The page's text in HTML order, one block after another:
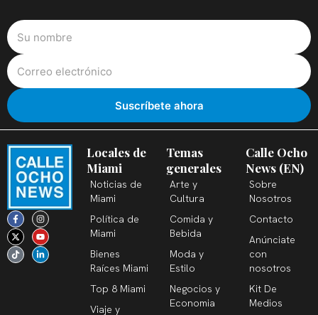
F
a
c
e
b
o
o
I
n
s
t
a
g
r
X
-
t
w
i
t
t
Y
o
u
t
u
b
e
T
i
k
t
o
k
L
i
n
k
e
d
i
Locales de
Miami
Noticias de
Miami
Política de
Miami
Bienes
Raíces Miami
Top 8 Miami
Viaje y
Temas
generales
Arte y
Cultura
Comida y
Bebida
Moda y
Estilo
Negocios y
Economia
Calle Ocho
News (EN)
Sobre
Nosotros
Contacto
Anúnciate
con
nosotros
Kit De
Medios